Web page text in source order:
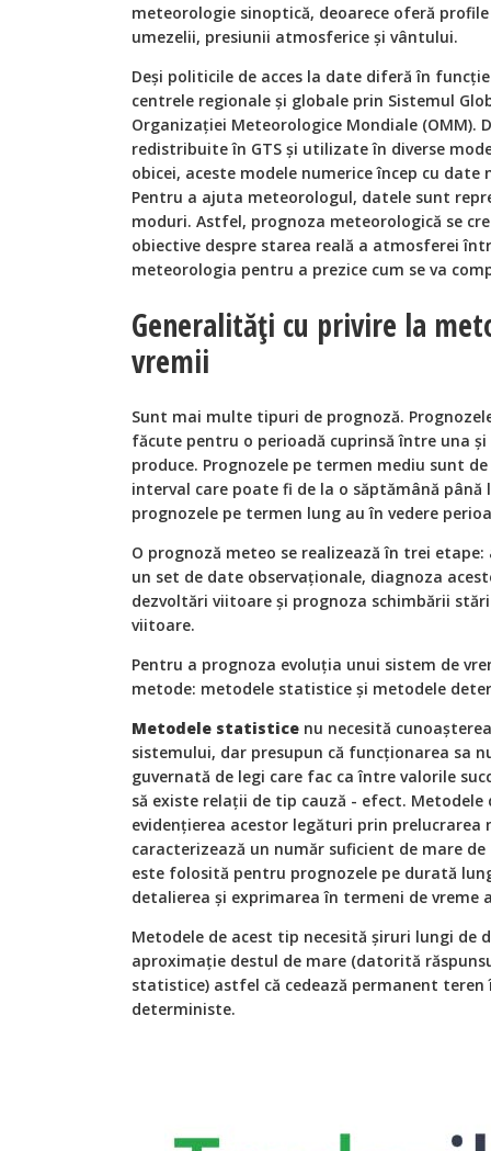
meteorologie sinoptică, deoarece oferă
umezelii, presiunii atmosferice și vântului.
Deși politicile de acces la date diferă în
centrele regionale și globale prin Sistemul
Organizației Meteorologice Mondiale (OMM).
redistribuite în GTS și utilizate în diverse
obicei, aceste modele numerice încep cu date
Pentru a ajuta meteorologul, datele sunt
moduri. Astfel, prognoza meteorologică se
obiective despre starea reală a atmosferei
meteorologia pentru a prezice cum se va
Generalități cu privire la
vremii
Sunt mai multe tipuri de prognoză.
făcute pentru o perioadă cuprinsă între una
produce. Prognozele pe termen mediu sunt
interval care poate fi de la o săptămână
prognozele pe termen lung au în vedere
O prognoză meteo se realizează în trei
un set de date observaționale, diagnoza
dezvoltări viitoare și prognoza schimbării
viitoare.
Pentru a prognoza evoluţia unui sistem de
metode: metodele statistice şi metodele
Metodele statistice nu necesită
sistemului, dar presupun că funcţionarea sa
guvernată de legi care fac ca între valorile
să existe relaţii de tip cauză - efect.
evidenţierea acestor legături prin
caracterizează un număr suficient de mare
este folosită pentru prognozele pe durată
detalierea şi exprimarea în termeni de vreme
Metodele de acest tip necesită şiruri lungi de
aproximaţie destul de mare (datorită
statistice) astfel că cedează permanent
deterministe.